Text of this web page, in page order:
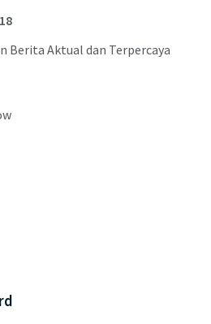
Berita Aktual dan Terpercaya